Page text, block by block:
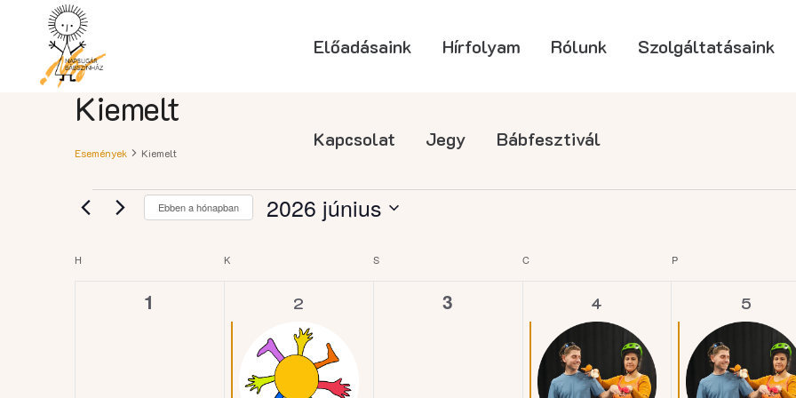
Előadásaink Hírfolyam Rólunk Szolgáltatásaink
Kapcsolat Jegy Bábfesztivál
Kiemelt
Események Kiemelt
Események
Ebben a hónapban 2026 június
Események
naptár
H K S C P
0
1
1
esemény,
2
0
3
1
esemény,
4
1
5